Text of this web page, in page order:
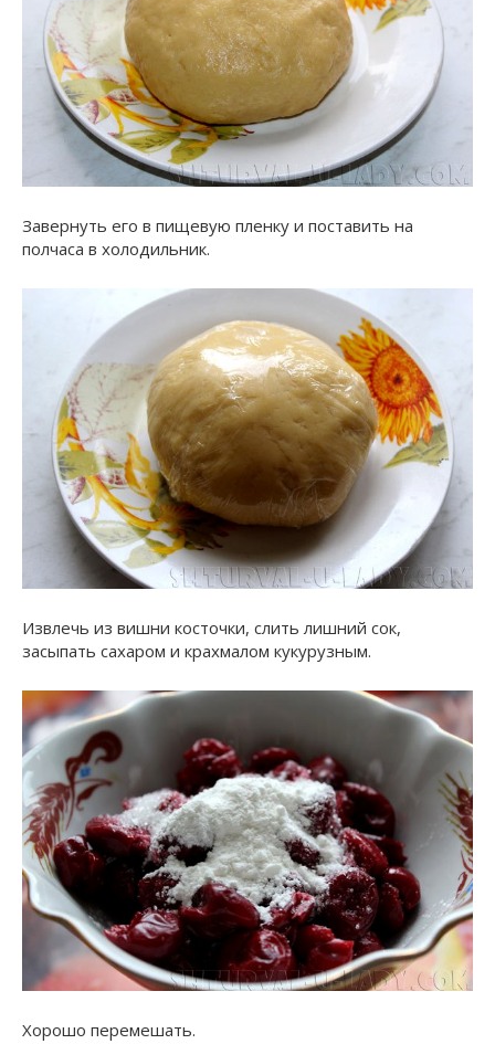
Завернуть его в пищевую пленку и поставить на
полчаса в холодильник.
Извлечь из вишни косточки, слить лишний сок,
засыпать сахаром и крахмалом кукурузным.
Хорошо перемешать.